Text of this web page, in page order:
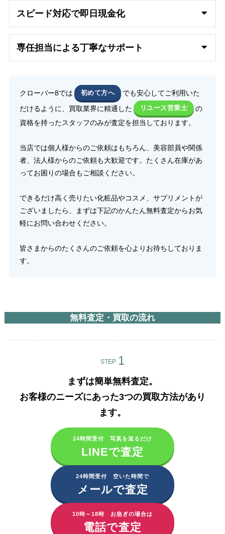
スピード対応で即日 現金化
専任担当による丁寧なサポート
クローバー8では 初めて方へ
でも安心してご利用いた
だけるように、買取業界に精通した
リユース営業士
の
資格を持ったスタッフのみが査定を担当しております。
当店では個人様からのご依頼はもちろん、美容部員や関係
者、法人様からのご依頼も大歓迎です。たくさん在庫があ
ってお困りの場合もご相談ください。
できるだけ高く売りたい化粧品やコスメ、サプリメントが
ございましたら、まずは下記のかんたん無料査定からお気
軽にお問い合わせください。
皆さまからのたくさんのご依頼を心よりお待ちしておりま
す。
無料査定・買取の流れ
STEP
まずは簡単無料査定。
お客様のニーズにあった3つの買取方法があり
ます。​
24時間受付 写真を送るだけ
LINEで査定
24時間受付 空いた時間で
メールで査定
10時～18時 お急ぎの場合は
電話で査定